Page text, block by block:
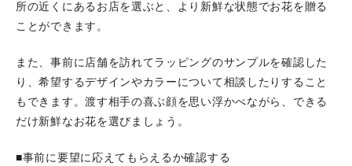
所の近くにあるお店を選ぶと、より新鮮な状態でお花を贈る
ことができます。
また、事前に店舗を訪れてラッピングのサンプルを確認した
り、希望するデザインやカラーについて相談したりすること
もできます。渡す相手の喜ぶ顔を思い浮かべながら、できる
だけ新鮮なお花を選びましょう。
■事前に要望に応えてもらえるか確認する